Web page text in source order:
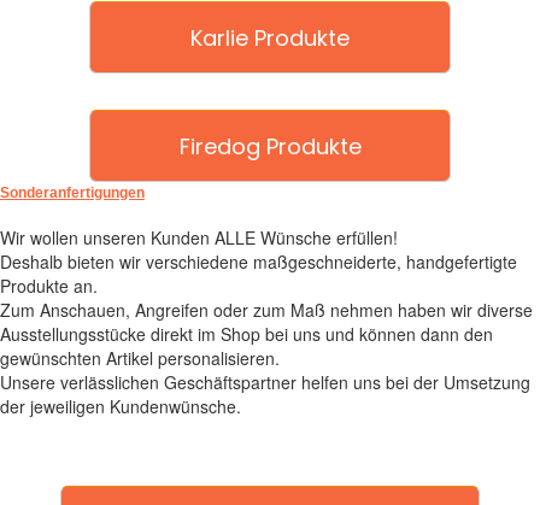
Karlie Produkte
Firedog Produkte
Sonderanfertigungen
Wir wollen unseren Kunden ALLE Wünsche erfüllen!
Deshalb bieten wir verschiedene maßgeschneiderte, handgefertigte
Produkte an.
Zum Anschauen, Angreifen oder zum Maß nehmen haben wir diverse
Ausstellungsstücke direkt im Shop bei uns und können dann den
gewünschten Artikel personalisieren.
Unsere verlässlichen Geschäftspartner helfen uns bei der Umsetzung
der jeweiligen Kundenwünsche.